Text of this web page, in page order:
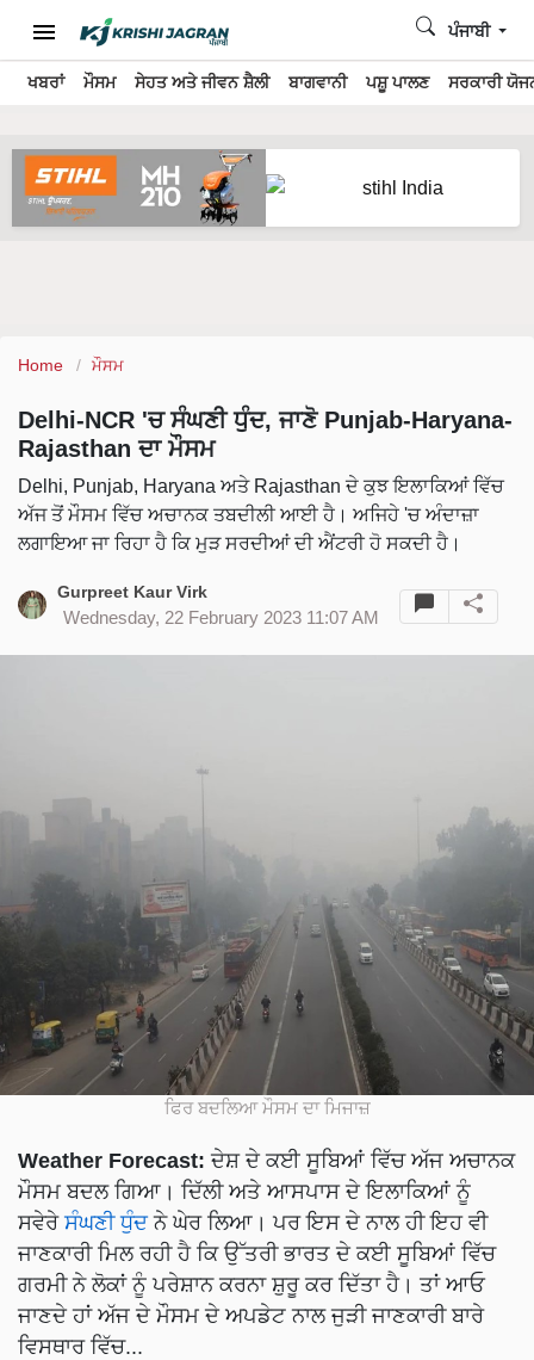
ਖਬਰਾਂ ਮੌਸਮ ਸੇਹਤ ਅਤੇ ਜੀਵਨ ਸ਼ੈਲੀ ਬਾਗਵਾਨੀ ਪਸ਼ੂ ਪਾਲਣ ਸਰਕਾਰੀ
ਪੰਜਾਬੀ
Home ਮੌਸਮ
Delhi-NCR 'ਚ ਸੰਘਣੀ ਧੁੰਦ, ਜਾਣੋ Punjab-Haryana-
Rajasthan ਦਾ ਮੌਸਮ
Delhi, Punjab, Haryana ਅਤੇ Rajasthan ਦੇ ਕੁਝ ਇਲਾਕਿਆਂ ਵਿੱਚ
ਅੱਜ ਤੋਂ ਮੌਸਮ ਵਿੱਚ ਅਚਾਨਕ ਤਬਦੀਲੀ ਆਈ ਹੈ। ਅਜਿਹੇ 'ਚ ਅੰਦਾਜ਼ਾ
ਲਗਾਇਆ ਜਾ ਰਿਹਾ ਹੈ ਕਿ ਮੁੜ ਸਰਦੀਆਂ ਦੀ ਐਂਟਰੀ ਹੋ ਸਕਦੀ ਹੈ।
Gurpreet Kaur Virk
Wednesday, 22 February 2023 11:07 AM
ਫਿਰ ਬਦਲਿਆ ਮੌਸਮ ਦਾ ਮਿਜਾਜ਼
Weather Forecast: ਦੇਸ਼ ਦੇ ਕਈ ਸੂਬਿਆਂ ਵਿੱਚ ਅੱਜ ਅਚਾਨਕ
ਮੌਸਮ ਬਦਲ ਗਿਆ। ਦਿੱਲੀ ਅਤੇ ਆਸਪਾਸ ਦੇ ਇਲਾਕਿਆਂ ਨੂੰ
ਸਵੇਰੇ ਸੰਘਣੀ ਧੁੰਦਨੇ ਘੇਰ ਲਿਆ। ਪਰ ਇਸ ਦੇ ਨਾਲ ਹੀ ਇਹ ਵੀ
ਜਾਣਕਾਰੀ ਮਿਲ ਰਹੀ ਹੈ ਕਿ ਉੱਤਰੀ ਭਾਰਤ ਦੇ ਕਈ ਸੂਬਿਆਂ ਵਿੱਚ
ਗਰਮੀ ਨੇ ਲੋਕਾਂ ਨੂੰ ਪਰੇਸ਼ਾਨ ਕਰਨਾ ਸ਼ੁਰੂ ਕਰ ਦਿੱਤਾ ਹੈ। ਤਾਂ ਆਓ
ਜਾਣਦੇ ਹਾਂ ਅੱਜ ਦੇ ਮੌਸਮ ਦੇ ਅਪਡੇਟ ਨਾਲ ਜੁੜੀ ਜਾਣਕਾਰੀ ਬਾਰੇ
ਵਿਸਥਾਰ ਵਿੱਚ...